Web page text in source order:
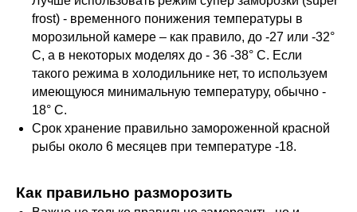
frost) - временного понижения температуры в
морозильной камере – как правило, до -27 или -32°
С, а в некоторых моделях до - 36 -38° С. Если
такого режима в холодильнике нет, то используем
имеющуюся минимальную температуру, обычно -
18° С.
Срок хранение правильно замороженной красной
рыбы около 6 месяцев при температуре -18.
Как правильно разморозить